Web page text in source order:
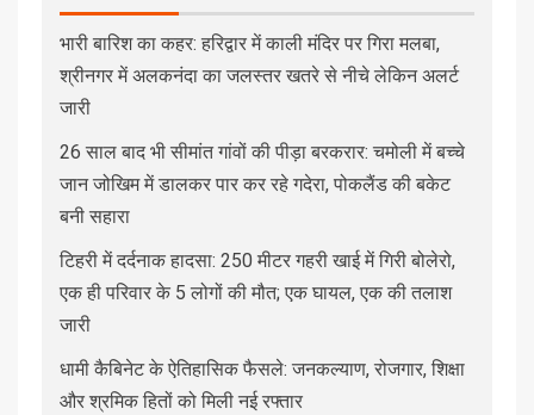
भारी बारिश का कहर: हरिद्वार में काली मंदिर पर गिरा मलबा,
श्रीनगर में अलकनंदा का जलस्तर खतरे से नीचे लेकिन अलर्ट
जारी
26 साल बाद भी सीमांत गांवों की पीड़ा बरकरार: चमोली में बच्चे
जान जोखिम में डालकर पार कर रहे गदेरा, पोकलैंड की बकेट
बनी सहारा
टिहरी में दर्दनाक हादसा: 250 मीटर गहरी खाई में गिरी बोलेरो,
एक ही परिवार के 5 लोगों की मौत; एक घायल, एक की तलाश
जारी
धामी कैबिनेट के ऐतिहासिक फैसले: जनकल्याण, रोजगार, शिक्षा
और श्रमिक हितों को मिली नई रफ्तार